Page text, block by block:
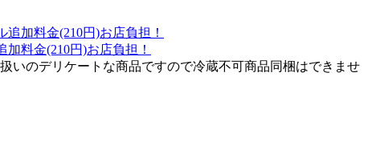
料金(210円)お店負担！
のデリケートな商品ですので冷蔵不可商品同梱はできませ